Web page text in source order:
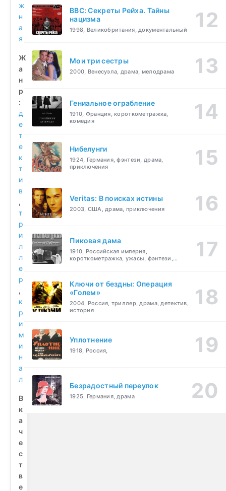
ж
н
а
я
Ж
а
н
р
:
д
е
т
е
к
т
и
в
,
т
р
и
л
л
е
р
,
к
р
и
м
и
н
а
л
В
к
а
ч
е
с
т
в
е
BBC: Секреты Рейха. Тайны
нацизма
1998, Великобритания, документальный
Мои три сестры
2000, Венесуэла, драма, мелодрама
Гениальное ограбление
1910, Франция, короткометражка,
комедия
Нибелунги
1924, Германия, фэнтези, драма,
приключения
Veritas: В поисках истины
2003, США, драма, приключения
Пиковая дама
1910, Российская империя,
короткометражка, ужасы, фэнтези,
Ключи от бездны: Операция
«Голем»
2004, Россия, триллер, драма, детектив,
история
Уплотнение
1918, Россия,
Безрадостный переулок
1925, Германия, драма